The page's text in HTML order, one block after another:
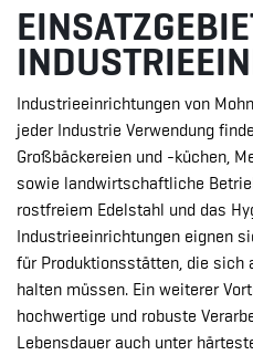
Industrieeinrichtungen von
jeder Industrie Verwendung
Großbäckereien und -küchen,
sowie landwirtschaftliche
rostfreiem Edelstahl und das
Industrieeinrichtungen eignen
für Produktionsstätten, die sich
halten müssen. Ein weiterer
hochwertige und robuste
Lebensdauer auch unter